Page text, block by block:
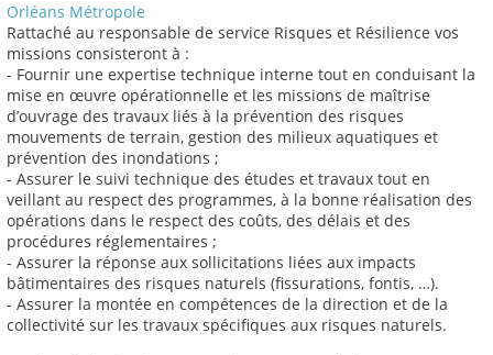
Orléans Métropole
Rattaché au responsable de service Risques et Résilience vos
missions consisteront à :
- Fournir une expertise technique interne tout en conduisant la
mise en œuvre opérationnelle et les missions de maîtrise
d’ouvrage des travaux liés à la prévention des risques
mouvements de terrain, gestion des milieux aquatiques et
prévention des inondations ;
- Assurer le suivi technique des études et travaux tout en
veillant au respect des programmes, à la bonne réalisation des
opérations dans le respect des coûts, des délais et des
procédures réglementaires ;
- Assurer la réponse aux sollicitations liées aux impacts
bâtimentaires des risques naturels (fissurations, fontis, …).
- Assurer la montée en compétences de la direction et de la
collectivité sur les travaux spécifiques aux risques naturels.